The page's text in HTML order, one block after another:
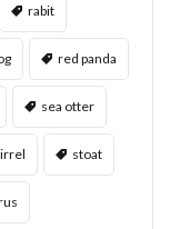
rabit
red panda
sea otter
stoat